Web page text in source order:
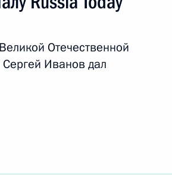
Отечественной
Иванов дал